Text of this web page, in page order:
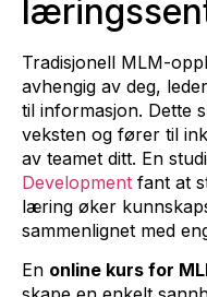
Tradisjonell MLM-
avhengig av deg,
til informasjon. Dette
veksten og fører til
av teamet ditt. En
Development fant at
læring øker
sammenlignet med
En online kurs for